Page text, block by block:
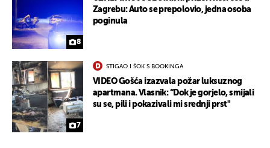
8
Zagrebu: Auto se prepolovio, jedna osoba
poginula
7
STIGAO I ŠOK S BOOKINGA
VIDEO Gošća izazvala požar luksuznog
apartmana. Vlasnik: “Dok je gorjelo, smijali
su se, pili i pokazivali mi srednji prst"